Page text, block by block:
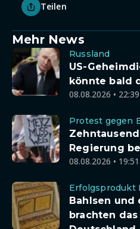
Teilen
Mehr News
Russland
US-
könnte bald
08.08.2026 •
Protest gegen
Regierung
08.08.2026 •
Erfolgsprodukt
Bahlsen und
brachten